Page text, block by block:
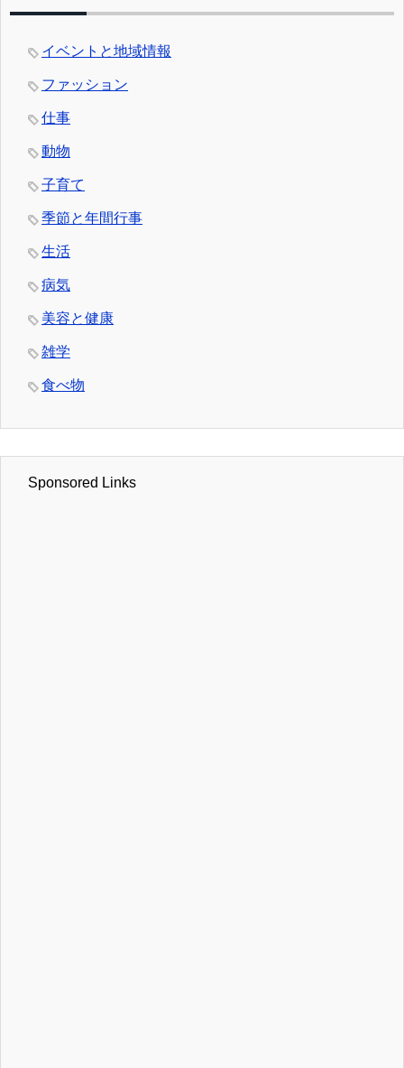
イベントと地域情報
ファッション
仕事
動物
子育て
季節と年間行事
生活
病気
美容と健康
雑学
食べ物
Sponsored Links